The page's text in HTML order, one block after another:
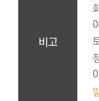
비고